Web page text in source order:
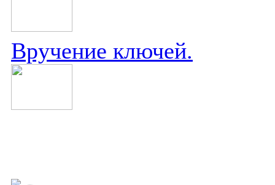
Вручение ключей.